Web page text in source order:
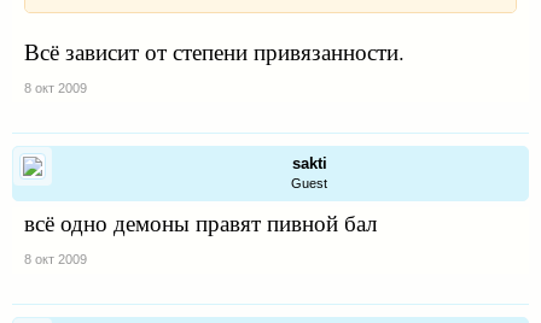
Всё зависит от степени привязанности.
8 окт 2009
sakti
Guest
всё одно демоны правят пивной бал
8 окт 2009